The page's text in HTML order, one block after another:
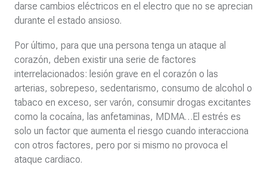
darse cambios eléctricos en el electro que no se aprecian
durante el estado ansioso.
Por último, para que una persona tenga un ataque al
corazón, deben existir una serie de factores
interrelacionados: lesión grave en el corazón o las
arterias, sobrepeso, sedentarismo, consumo de alcohol o
tabaco en exceso, ser varón, consumir drogas excitantes
como la cocaína, las anfetaminas, MDMA…El estrés es
solo un factor que aumenta el riesgo cuando interacciona
con otros factores, pero por si mismo no provoca el
ataque cardiaco.